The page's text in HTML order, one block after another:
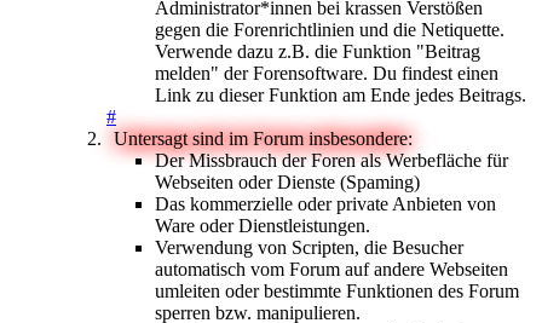
Administrator*innen bei krassen Verstößen
gegen die Forenrichtlinien und die Netiquette.
Verwende dazu z.B. die Funktion "Beitrag
melden" der Forensoftware. Du findest einen
Link zu dieser Funktion am Ende jedes Beitrags.
#
Untersagt sind im Forum insbesondere:
Der Missbrauch der Foren als Werbefläche für
Webseiten oder Dienste (Spaming)
Das kommerzielle oder private Anbieten von
Ware oder Dienstleistungen.
Verwendung von Scripten, die Besucher
automatisch vom Forum auf andere Webseiten
umleiten oder bestimmte Funktionen des Forum
sperren bzw. manipulieren.